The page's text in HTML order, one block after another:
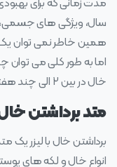
مدت زمانی که برای
سال، ویژگی‌ های جسمی،
همین خاطر نمی‌ توان
اما به طور کلی می‌
خال در بین ۲ الی چند هفته به طور کامل ترمیم می‌ شود.
متد برداشتن
برداشتن خال با لیزر یک
انواع خال و لکه‌ های